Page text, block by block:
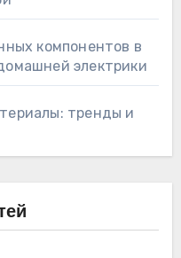
компонентов в
электрики
тренды и